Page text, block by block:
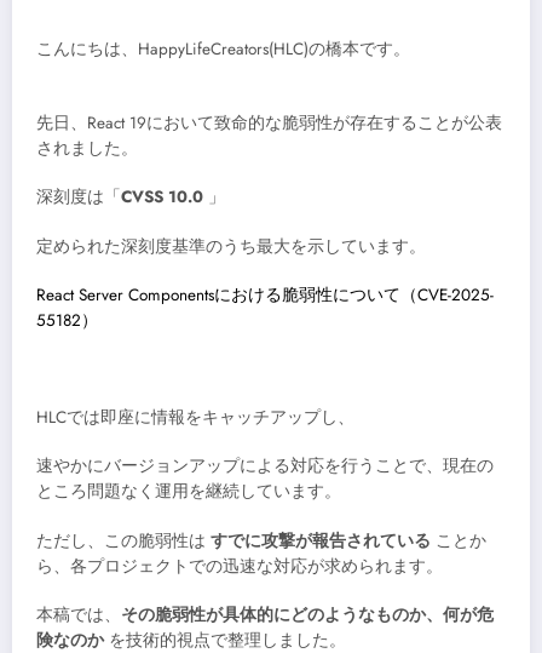
こんにちは、HappyLifeCreators(HLC)の橋本です。
先日、React 19において致命的な脆弱性が存在することが公表
されました。
深刻度は「 CVSS 10.0 」
定められた深刻度基準のうち最大を示しています。
React Server Componentsにおける脆弱性について（CVE-2025-
55182）
HLCでは即座に情報をキャッチアップし、
速やかにバージョンアップによる対応を行うことで、現在の
ところ問題なく運用を継続しています。
ただし、この脆弱性は すでに攻撃が報告されている ことか
ら、各プロジェクトでの迅速な対応が求められます。
本稿では、 その脆弱性が具体的にどのようなものか、何が危
険なのかを技術的視点で整理しました。